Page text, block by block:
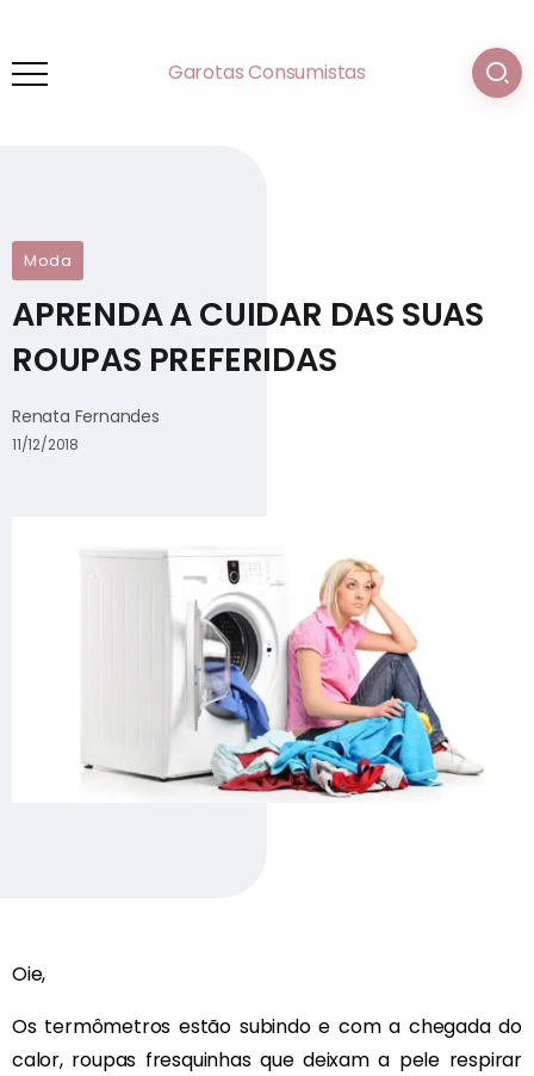
Garotas Consumistas
Moda
APRENDA A CUIDAR DAS SUAS
ROUPAS PREFERIDAS
Renata Fernandes
11/12/2018
Oie,
Os termômetros estão subindo e com a chegada do
calor, roupas fresquinhas que deixam a pele respirar